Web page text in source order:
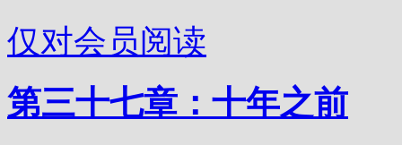
仅对会员阅读
第三十七章：十年之前